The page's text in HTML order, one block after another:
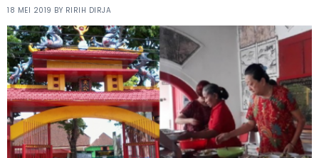
18 MEI 2019 BY RIRIH DIRJA